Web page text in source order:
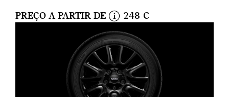
PREÇO A PARTIR DE
n
f
o
248 €